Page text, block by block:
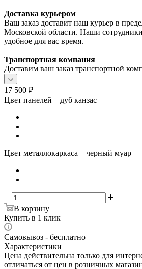
Доставка курьером
Ваш заказ доставит наш курьер в
Московской области. Наши
удобное для вас время.
Транспортная компания
Доставим ваш заказ транспортной
17 500 ₽
Цвет панелей—дуб канзас
Цвет металлокаркаса—черный муар
В корзину
Купить в 1 клик
Самовывоз - бесплатно
Характеристики
Цена действительна только для
отличаться от цен в розничных